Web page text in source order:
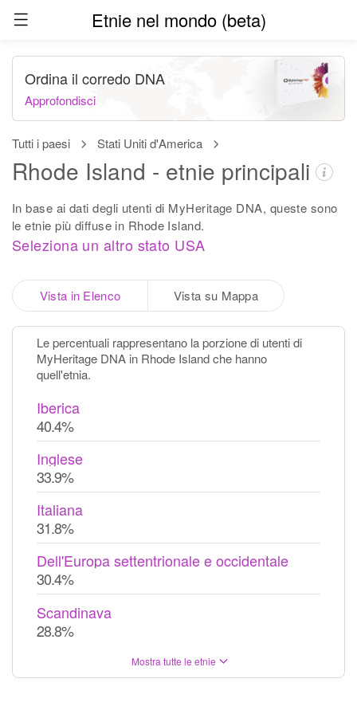
Etnie nel mondo (beta)
Tutti i paesi Stati Uniti d'America
Rhode Island - etnie principali
In base ai dati degli utenti di MyHeritage DNA, queste sono
le etnie più diffuse in Rhode Island.
Seleziona un altro stato USA
Ordina il corredo DNA
Approfondisci
Vista in Elenco Vista su Mappa
Le percentuali rappresentano la porzione di utenti di
MyHeritage DNA in Rhode Island che hanno
quell'etnia.
Iberica
40.4%
Inglese
33.9%
Italiana
31.8%
Dell'Europa settentrionale e occidentale
30.4%
Scandinava
28.8%
Mostra tutte le etnie